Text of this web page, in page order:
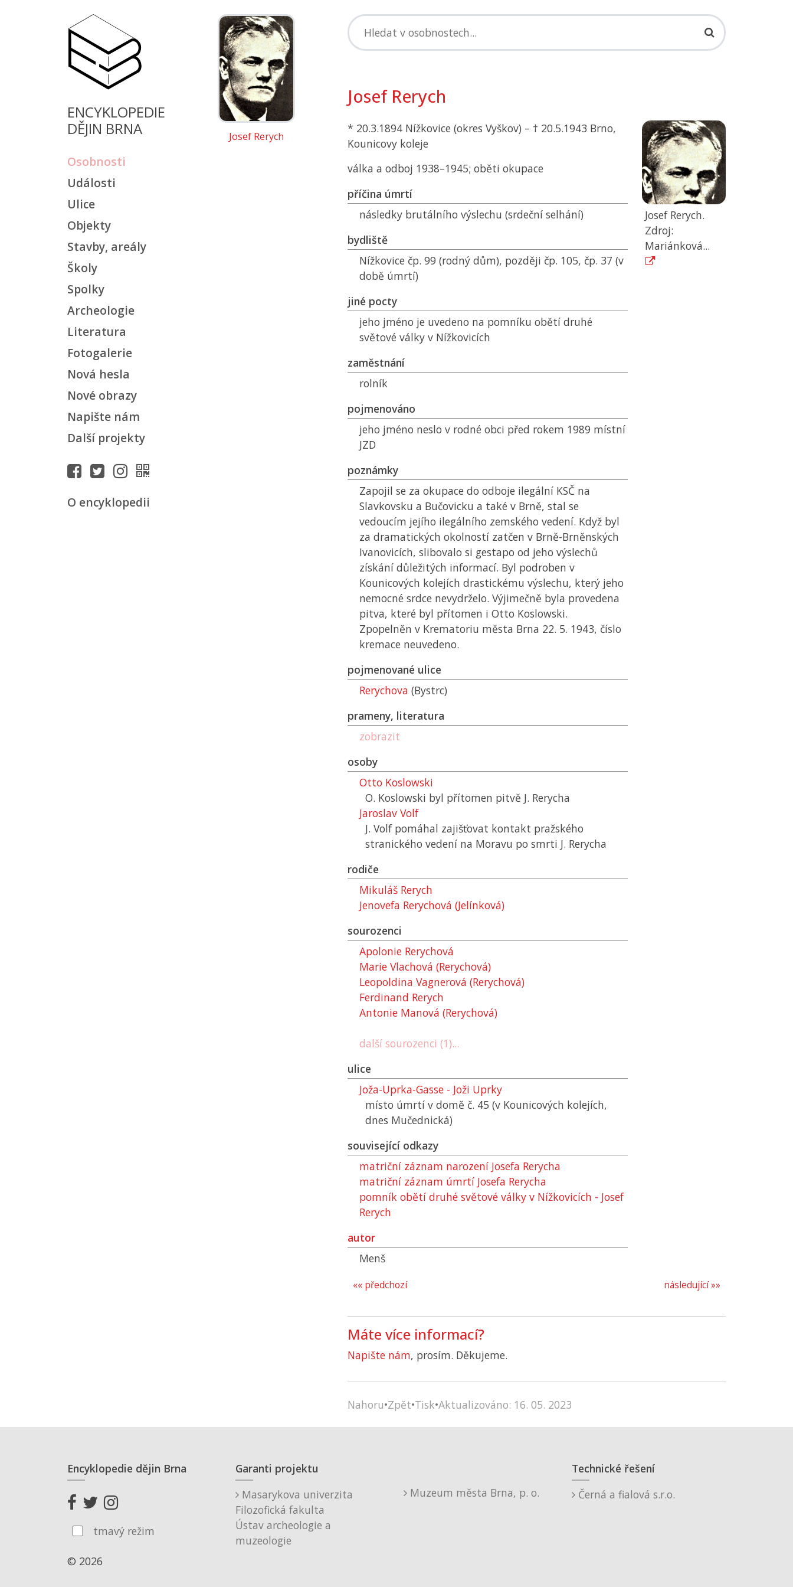
ENCYKLOPEDIE
DĚJIN BRNA
Osobnosti
Události
Ulice
Objekty
Stavby, areály
Školy
Spolky
Archeologie
Literatura
Fotogalerie
Nová hesla
Nové obrazy
Napište nám
Další projekty
O encyklopedii
Josef Rerych
Josef Rerych
* 20.3.1894 Nížkovice (okres Vyškov) – † 20.5.1943 Brno,
Kounicovy koleje
válka a odboj 1938–1945; oběti okupace
příčina úmrtí
následky brutálního výslechu (srdeční selhání)
bydliště
Nížkovice čp. 99 (rodný dům), později čp. 105, čp. 37 (v
době úmrtí)
jiné pocty
jeho jméno je uvedeno na pomníku obětí druhé
světové války v Nížkovicích
zaměstnání
rolník
pojmenováno
jeho jméno neslo v rodné obci před rokem 1989 místní
JZD
poznámky
Zapojil se za okupace do odboje ilegální KSČ na
Slavkovsku a Bučovicku a také v Brně, stal se
vedoucím jejího ilegálního zemského vedení. Když byl
za dramatických okolností zatčen v Brně-Brněnských
Ivanovicích, slibovalo si gestapo od jeho výslechů
získání důležitých informací. Byl podroben v
Kounicových kolejích drastickému výslechu, který jeho
nemocné srdce nevydrželo. Výjimečně byla provedena
pitva, které byl přítomen i Otto Koslowski.
Zpopelněn v Krematoriu města Brna 22. 5. 1943, číslo
kremace neuvedeno.
pojmenované ulice
Rerychova (Bystrc)
prameny, literatura
zobrazit
osoby
Otto Koslowski
O. Koslowski byl přítomen pitvě J. Rerycha
Jaroslav Volf
J. Volf pomáhal zajišťovat kontakt pražského
stranického vedení na Moravu po smrti J. Rerycha
rodiče
Mikuláš Rerych
Jenovefa Rerychová (Jelínková)
sourozenci
Apolonie Rerychová
Marie Vlachová (Rerychová)
Leopoldina Vagnerová (Rerychová)
Ferdinand Rerych
Antonie Manová (Rerychová)
další sourozenci (1)...
ulice
Joža-Uprka-Gasse - Joži Uprky
místo úmrtí v domě č. 45 (v Kounicových kolejích,
dnes Mučednická)
související odkazy
matriční záznam narození Josefa Rerycha
matriční záznam úmrtí Josefa Rerycha
pomník obětí druhé světové války v Nížkovicích - Josef
Rerych
autor
Menš
Josef Rerych.
Zdroj:
Mariánková...
následující »»
«« předchozí
Máte více informací?
Napište nám, prosím. Děkujeme.
Nahoru•Zpět•Tisk•Aktualizováno: 16. 05. 2023
Encyklopedie dějin Brna
tmavý režim
© 2026
Garanti projektu
Masarykova univerzita
Filozofická fakulta
Ústav archeologie a
muzeologie
Muzeum města Brna, p. o.
Technické řešení
Černá a fialová s.r.o.